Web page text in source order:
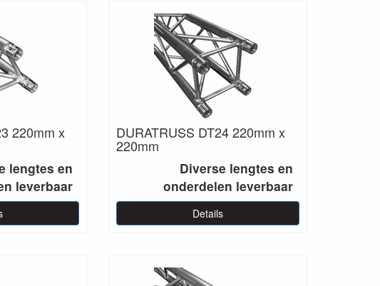
220mm x
lengtes en
leverbaar
DURATRUSS DT24 220mm x
220mm
Diverse lengtes en
onderdelen leverbaar
Details